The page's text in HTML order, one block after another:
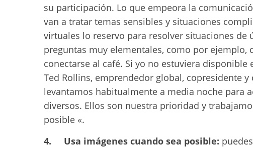
su participación. Lo que empeora la
van a tratar temas sensibles y situaciones
virtuales lo reservo para resolver situaciones de
preguntas muy elementales, como por
conectarse al café. Si yo no estuviera
Ted Rollins, emprendedor global, copresidente
levantamos habitualmente a media noche para
diversos. Ellos son nuestra prioridad y
posible «.
4. Usa imágenes cuando sea posible: